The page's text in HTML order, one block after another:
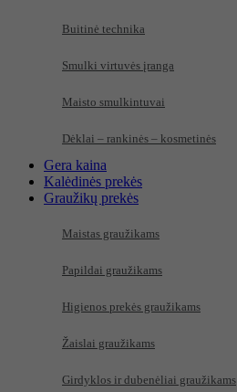
Buitinė technika
Smulki virtuvės įranga
Maisto smulkintuvai
Dėklai – rankinės – kosmetinės
Gera kaina
Kalėdinės prekės
Graužikų prekės
Maistas graužikams
Papildai graužikams
Higienos prekės graužikams
Žaislai graužikams
Girdyklos ir dubenėliai graužikams